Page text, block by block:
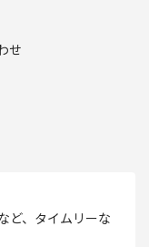
せ
ど、タイムリーな